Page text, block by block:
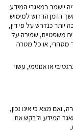
יישמר במאגרי המידע
הזמן הדרוש למימוש
יותר כנדרש על פי דין,
משפטיים, שמירה על
מסחרי, או כל מטרה
או אנונימי, עשוי
ואם מצא כי אינו נכון,
המידע ולבקש את